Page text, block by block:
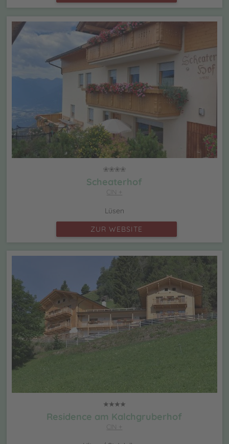
Scheaterhof
CIN +
Lüsen
ZUR WEBSITE
Residence am Kalchgruberhof
CIN +